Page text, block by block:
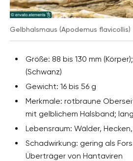
Gelbhalsmaus (Apodemus flavicollis)
Größe: 88 bis 130 mm
(Schwanz)
Gewicht: 16 bis 56 g
Merkmale: rotbraune
mit gelblichem Halsband;
Lebensraum: Wälder,
Schadwirkung: gering als
Überträger von Hantaviren